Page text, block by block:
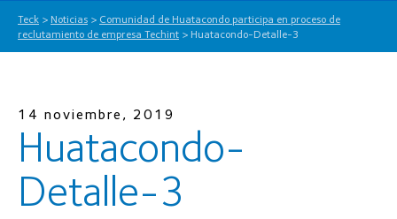
Teck > Noticias > Comunidad de Huatacondo participa en proceso de
reclutamiento de empresa Techint > Huatacondo-Detalle-3
14 noviembre, 2019
Huatacondo-
Detalle-3